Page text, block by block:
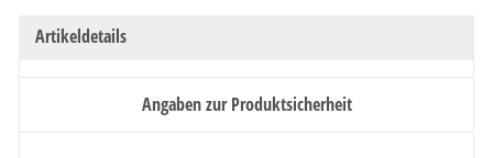
Artikeldetails
Angaben zur Produktsicherheit